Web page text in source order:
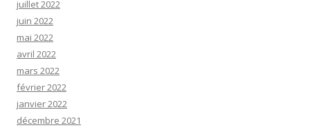
juillet 2022
juin 2022
mai 2022
avril 2022
mars 2022
février 2022
janvier 2022
décembre 2021